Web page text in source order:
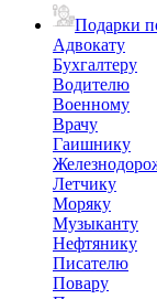
Подарки
Адвокату
Бухгалтеру
Водителю
Военному
Врачу
Гаишнику
Летчику
Моряку
Музыканту
Нефтянику
Писателю
Повару